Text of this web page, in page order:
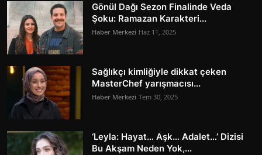
Gönül Dağı Sezon Finalinde Veda
Şoku: Ramazan Karakteri...
Haber Merkezi Haz 11, 2025
Sağlıkçı kimliğiyle dikkat çeken
MasterChef yarışmacısı...
Haber Merkezi Tem 30, 2025
‘Leyla: Hayat… Aşk… Adalet…’ Dizisi
Bu Akşam Neden Yok,...